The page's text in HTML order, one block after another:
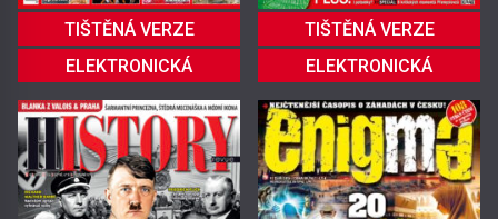
TIŠTĚNÁ VERZE
ELEKTRONICKÁ
TIŠTĚNÁ VERZE
ELEKTRONICKÁ